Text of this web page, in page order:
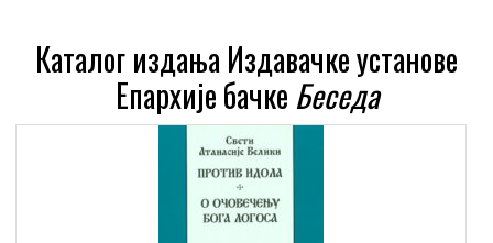
Каталог издања Издавачке установе
Епархије бачкеБеседа